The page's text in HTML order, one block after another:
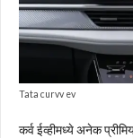
Tata curvv ev
कर्व ईव्हीमध्ये अनेक